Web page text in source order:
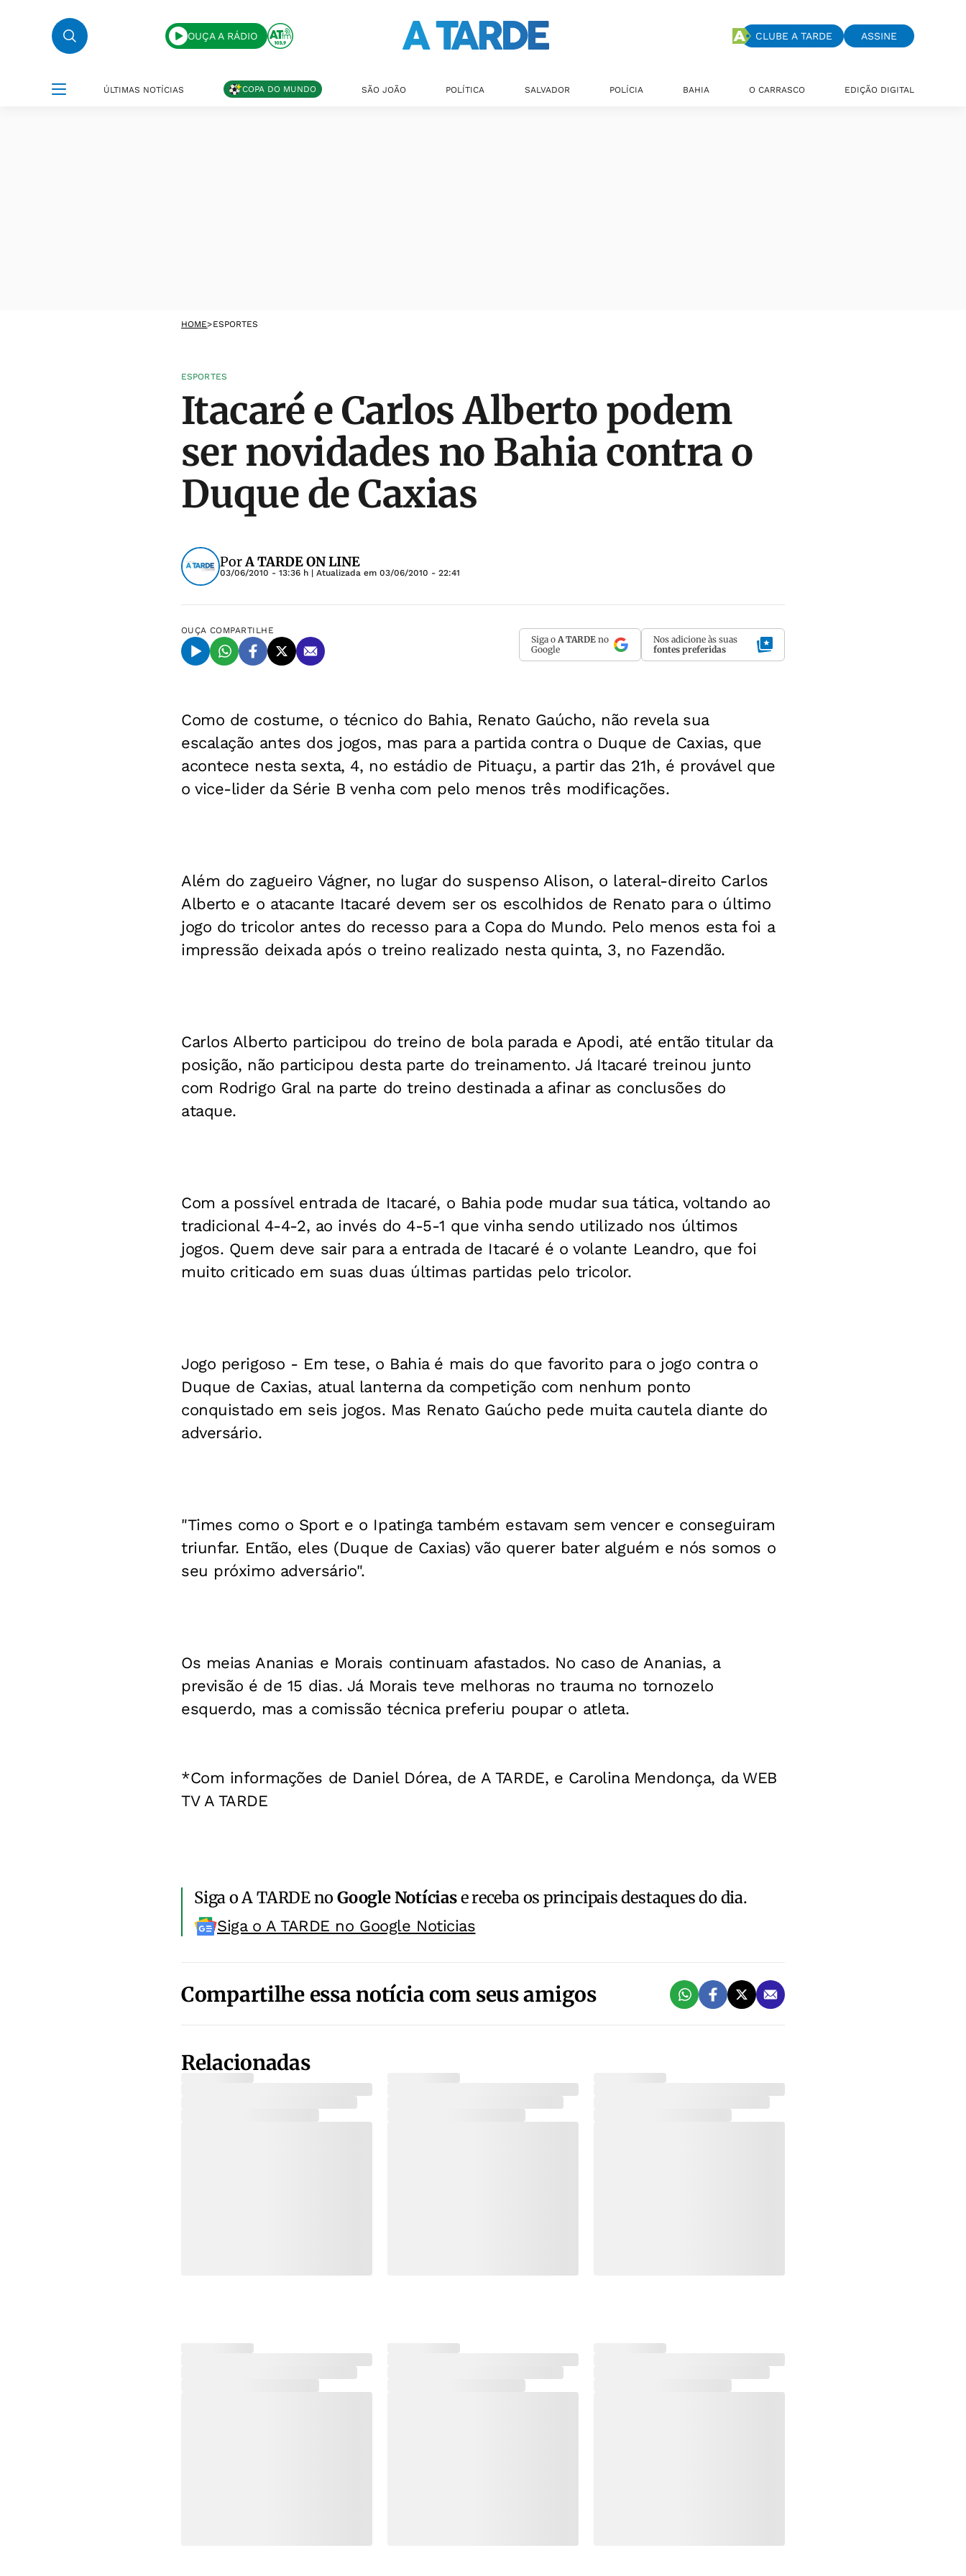
OUÇA A RÁDIO CLUBE A TARDE ASSINE
ÚLTIMAS NOTÍCIAS COPA DO MUNDO SÃO JOÃO POLÍTICA SALVADOR POLÍCIA BAHIA O CARRASCO EDIÇÃO DIGITAL
HOME>ESPORTES
ESPORTES
Itacaré e Carlos Alberto podem
ser novidades no Bahia contra o
Duque de Caxias
PorA TARDE ON LINE
03/06/2010 - 13:36 h | Atualizada em 03/06/2010 - 22:41
OUÇA COMPARTILHE
Siga o A TARDE no
Google
Nos adicione às suas
fontes preferidas
Como de costume, o técnico do Bahia, Renato Gaúcho, não revela sua
escalação antes dos jogos, mas para a partida contra o Duque de Caxias, que
acontece nesta sexta, 4, no estádio de Pituaçu, a partir das 21h, é provável que
o vice-lider da Série B venha com pelo menos três modificações.
Além do zagueiro Vágner, no lugar do suspenso Alison, o lateral-direito Carlos
Alberto e o atacante Itacaré devem ser os escolhidos de Renato para o último
jogo do tricolor antes do recesso para a Copa do Mundo. Pelo menos esta foi a
impressão deixada após o treino realizado nesta quinta, 3, no Fazendão.
Carlos Alberto participou do treino de bola parada e Apodi, até então titular da
posição, não participou desta parte do treinamento. Já Itacaré treinou junto
com Rodrigo Gral na parte do treino destinada a afinar as conclusões do
ataque.
Com a possível entrada de Itacaré, o Bahia pode mudar sua tática, voltando ao
tradicional 4-4-2, ao invés do 4-5-1 que vinha sendo utilizado nos últimos
jogos. Quem deve sair para a entrada de Itacaré é o volante Leandro, que foi
muito criticado em suas duas últimas partidas pelo tricolor.
Jogo perigoso - Em tese, o Bahia é mais do que favorito para o jogo contra o
Duque de Caxias, atual lanterna da competição com nenhum ponto
conquistado em seis jogos. Mas Renato Gaúcho pede muita cautela diante do
adversário.
"Times como o Sport e o Ipatinga também estavam sem vencer e conseguiram
triunfar. Então, eles (Duque de Caxias) vão querer bater alguém e nós somos o
seu próximo adversário".
Os meias Ananias e Morais continuam afastados. No caso de Ananias, a
previsão é de 15 dias. Já Morais teve melhoras no trauma no tornozelo
esquerdo, mas a comissão técnica preferiu poupar o atleta.
*Com informações de Daniel Dórea, de A TARDE, e Carolina Mendonça, da WEB
TV A TARDE
Siga o A TARDE noGoogle Notíciase receba os principais destaques do dia.
Siga o A TARDE no Google Noticias
Compartilhe essa notícia com seus amigos
Relacionadas